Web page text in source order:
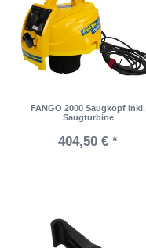
FANGO 2000 Saugkopf inkl.
Saugturbine
404,50 € *